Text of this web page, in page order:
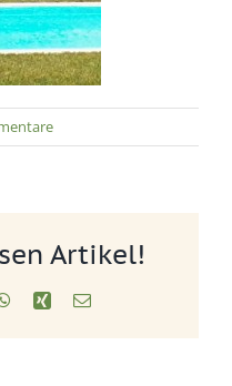
Artikel!
WhatsApp
Xing E-